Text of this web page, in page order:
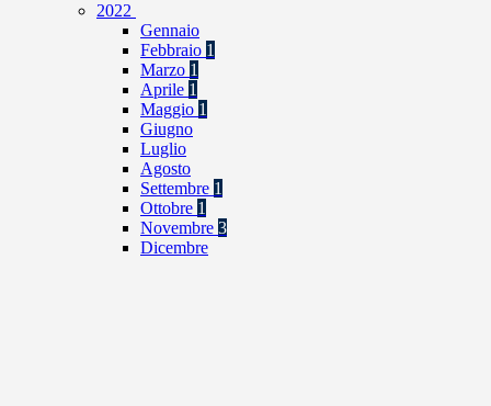
2022
Gennaio
Febbraio 1
Marzo 1
Aprile 1
Maggio 1
Giugno
Luglio
Agosto
Settembre 1
Ottobre 1
Novembre 3
Dicembre